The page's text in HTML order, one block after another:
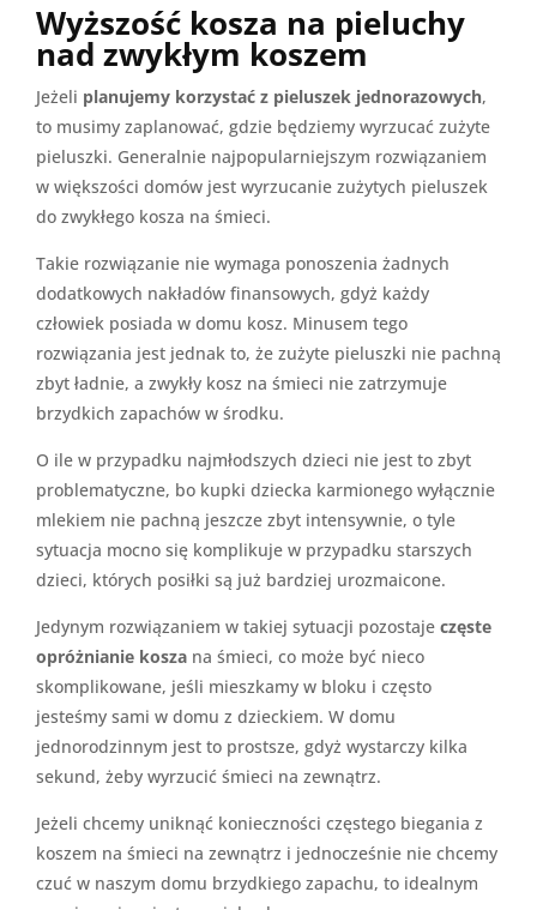
Wyższość kosza na pieluchy
nad zwykłym koszem
Jeżeli planujemy korzystać z pieluszek jednorazowych,
to musimy zaplanować, gdzie będziemy wyrzucać zużyte
pieluszki. Generalnie najpopularniejszym rozwiązaniem
w większości domów jest wyrzucanie zużytych pieluszek
do zwykłego kosza na śmieci.
Takie rozwiązanie nie wymaga ponoszenia żadnych
dodatkowych nakładów finansowych, gdyż każdy
człowiek posiada w domu kosz. Minusem tego
rozwiązania jest jednak to, że zużyte pieluszki nie pachną
zbyt ładnie, a zwykły kosz na śmieci nie zatrzymuje
brzydkich zapachów w środku.
O ile w przypadku najmłodszych dzieci nie jest to zbyt
problematyczne, bo kupki dziecka karmionego wyłącznie
mlekiem nie pachną jeszcze zbyt intensywnie, o tyle
sytuacja mocno się komplikuje w przypadku starszych
dzieci, których posiłki są już bardziej urozmaicone.
Jedynym rozwiązaniem w takiej sytuacji pozostaje częste
opróżnianie kosza na śmieci, co może być nieco
skomplikowane, jeśli mieszkamy w bloku i często
jesteśmy sami w domu z dzieckiem. W domu
jednorodzinnym jest to prostsze, gdyż wystarczy kilka
sekund, żeby wyrzucić śmieci na zewnątrz.
Jeżeli chcemy uniknąć konieczności częstego biegania z
koszem na śmieci na zewnątrz i jednocześnie nie chcemy
czuć w naszym domu brzydkiego zapachu, to idealnym